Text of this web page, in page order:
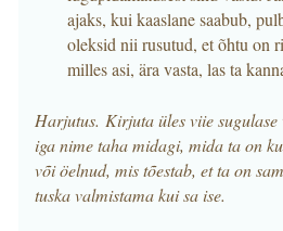
ajaks, kui kaaslane saabub,
oleksid nii rusutud, et õhtu on
milles asi, ära vasta, las ta
Harjutus. Kirjuta üles viie
iga nime taha midagi, mida ta on
või öelnud, mis tõestab, et ta on
tuska valmistama kui sa ise.